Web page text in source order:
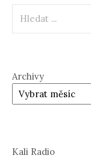
Archivy
Kali Radio